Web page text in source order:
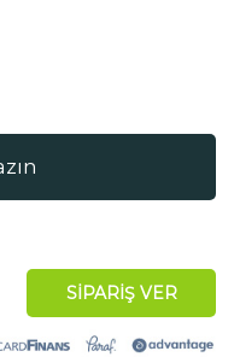
SİPARİŞ VER